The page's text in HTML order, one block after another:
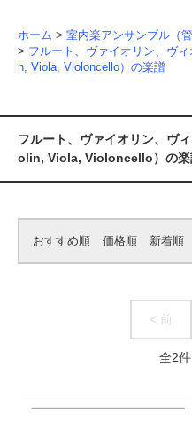
ホーム > 室内楽アンサンブル（
> フルート、ヴァイオリン、ヴ
n, Viola, Violoncello）の楽譜
フルート、ヴァイオリン、ヴ
olin, Viola, Violoncello）の楽
おすすめ順 価格順 新着順
< 前
全2件